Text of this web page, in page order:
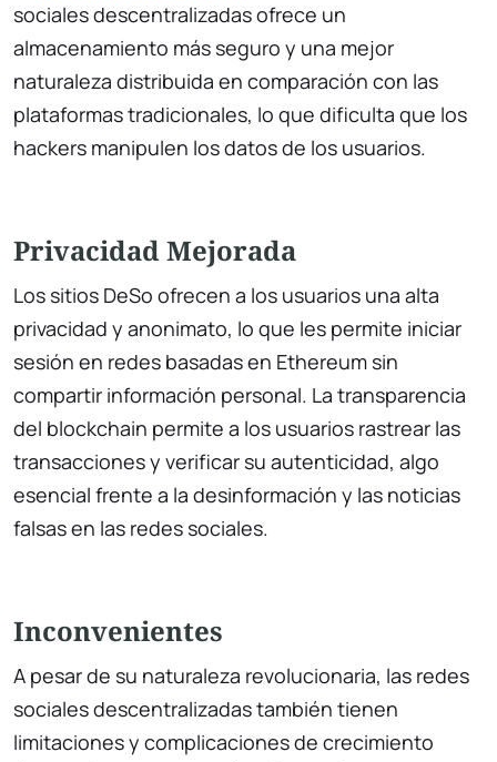
sociales descentralizadas ofrece un
almacenamiento más seguro y una mejor
naturaleza distribuida en comparación con las
plataformas tradicionales, lo que dificulta que los
hackers manipulen los datos de los usuarios.
Privacidad Mejorada
Los sitios DeSo ofrecen a los usuarios una alta
privacidad y anonimato, lo que les permite iniciar
sesión en redes basadas en Ethereum sin
compartir información personal. La transparencia
del blockchain permite a los usuarios rastrear las
transacciones y verificar su autenticidad, algo
esencial frente a la desinformación y las noticias
falsas en las redes sociales.
Inconvenientes
A pesar de su naturaleza revolucionaria, las redes
sociales descentralizadas también tienen
limitaciones y complicaciones de crecimiento